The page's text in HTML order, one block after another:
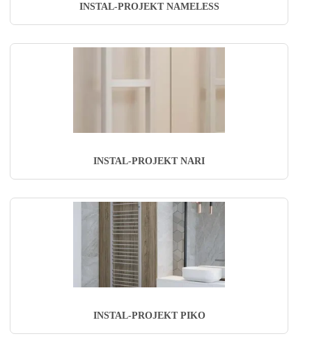
INSTAL-PROJEKT NAMELESS
INSTAL-PROJEKT NARI
INSTAL-PROJEKT PIKO